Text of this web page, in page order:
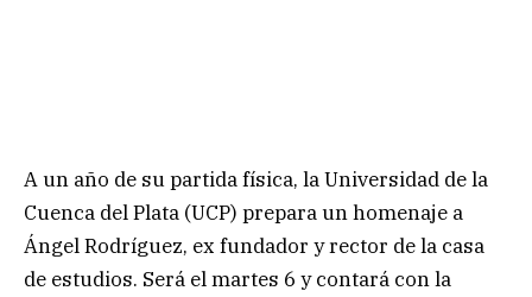
A un año de su partida física, la Universidad de la
Cuenca del Plata (UCP) prepara un homenaje a
Ángel Rodríguez, ex fundador y rector de la casa
de estudios. Será el martes 6 y contará con la